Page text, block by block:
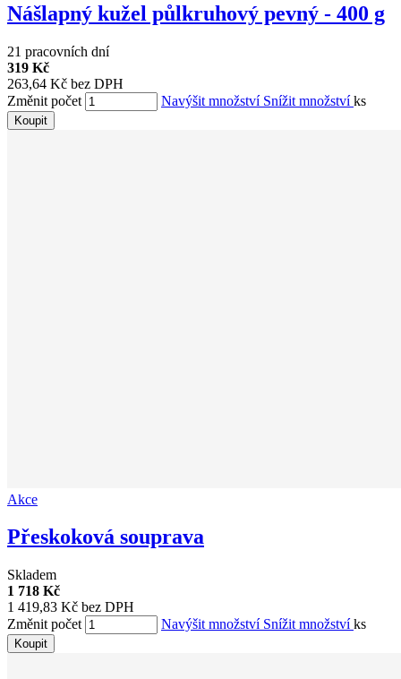
Nášlapný kužel půlkruhový pevný - 400 g
21 pracovních dní
319 Kč
263,64 Kč bez DPH
Změnit počet
Navýšit množství Snížit množstvíks
Koupit
Akce
Přeskoková souprava
Skladem
1 718 Kč
1 419,83 Kč bez DPH
Změnit počet
Navýšit množství Snížit množstvíks
Koupit